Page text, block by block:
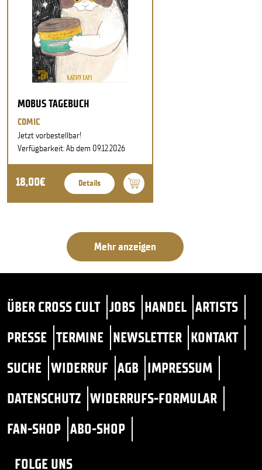
MOBUS TAGEBUCH
COMIC
Jetzt vorbestellbar!
Verfügbarkeit: Ab dem 09.12.2026
18,00€ Details
Mehr anzeigen
ÜBER CROSS CULT JOBS HANDEL ARTISTS
PRESSE TERMINE NEWSLETTER KONTAKT
SUCHE WIDERRUF AGB IMPRESSUM
DATENSCHUTZ WIDERRUFS-FORMULAR
FAN-SHOP ABO-SHOP
FOLGE UNS